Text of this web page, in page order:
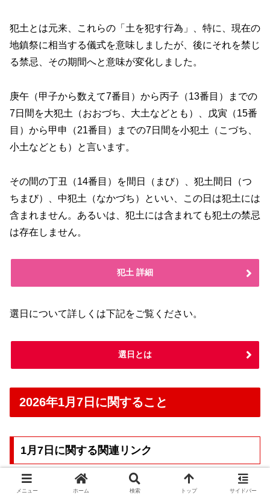
犯土とは元来、これらの「土を犯す行為」、特に、現在の
地鎮祭に相当する儀式を意味しましたが、後にそれを禁じ
る禁忌、その期間へと意味が変化しました。
庚午（甲子から数えて7番目）から丙子（13番目）までの
7日間を大犯土（おおづち、大土などとも）、戊寅（15番
目）から甲申（21番目）までの7日間を小犯土（こづち、
小土などとも）と言います。
その間の丁丑（14番目）を間日（まび）、犯土間日（つ
ちまび）、中犯土（なかづち）といい、この日は犯土には
含まれません。あるいは、犯土には含まれても犯土の禁忌
は存在しません。
犯土 詳細
選日について詳しくは下記をご覧ください。
選日とは
2026年1月7日に関すること
1月7日に関する関連リンク
1月7日 Wikipedia
メニュー ホーム 検索 トップ サイドバー